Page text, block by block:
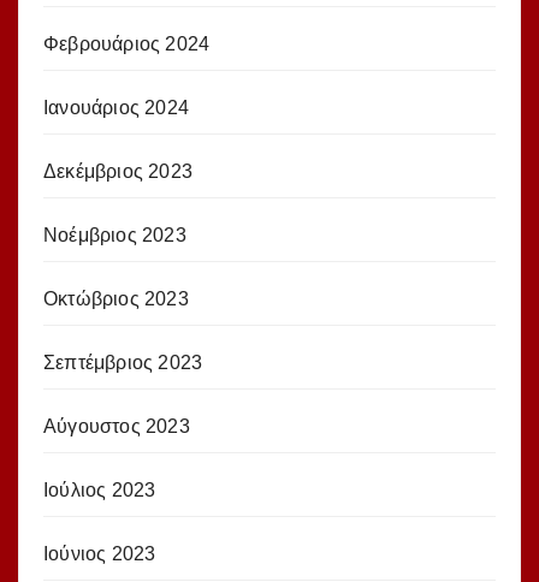
Φεβρουάριος 2024
Ιανουάριος 2024
Δεκέμβριος 2023
Νοέμβριος 2023
Οκτώβριος 2023
Σεπτέμβριος 2023
Αύγουστος 2023
Ιούλιος 2023
Ιούνιος 2023